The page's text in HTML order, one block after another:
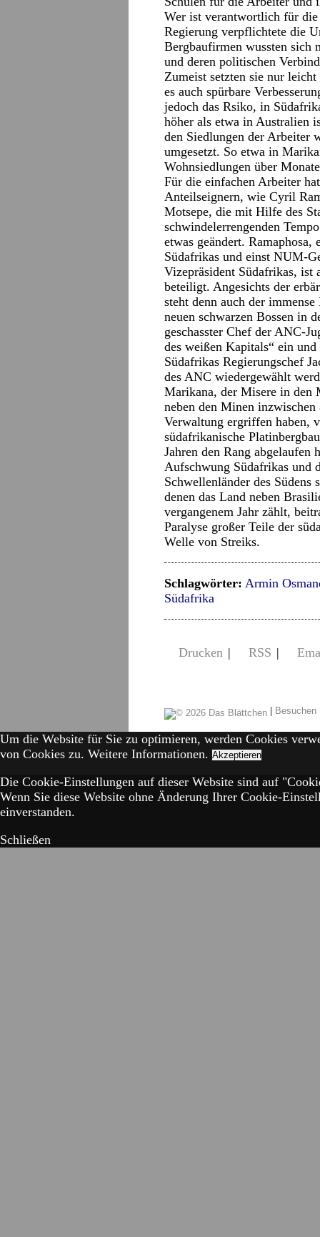
Wer ist verantwortlich für
Regierung verpflichtete die
Bergbaufirmen wussten sich
und deren politischen
Zumeist setzten sie nur
es auch spürbare
jedoch das Rsiko, in
höher als etwa in Australien
den Siedlungen der Arbeiter
umgesetzt. So etwa in
Wohnsiedlungen über
Für die einfachen Arbeiter
Anteilseignern, wie Cyril
Motsepe, die mit Hilfe des
schwindelerrengenden
etwas geändert. Ramaphosa,
Südafrikas und einst NUM-
Vizepräsident Südafrikas,
beteiligt. Angesichts der
steht denn auch der
neuen schwarzen Bossen in
geschasster Chef der ANC-
des weißen Kapitals“ ein
Südafrikas Regierungschef
des ANC wiedergewählt
Marikana, der Misere in den
neben den Minen
Verwaltung ergriffen haben,
südafrikanische
Jahren den Rang
Aufschwung Südafrikas und
Schwellenländer des
denen das Land neben
vergangenem Jahr zählt,
Paralyse großer Teile der
Welle von Streiks.
Schlagwörter: Armin
Südafrika
Drucken | RSS |
|
Um die Website für Sie zu optimieren, werden Cookies
von Cookies zu. Weitere Informationen. Akzeptieren
Die Cookie-Einstellungen auf dieser Website sind auf
Wenn Sie diese Website ohne Änderung Ihrer Cookie-
einverstanden.
Schließen